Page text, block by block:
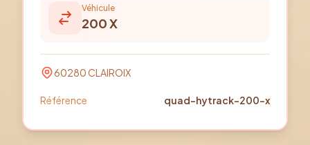
Véhicule
200X
60280CLAIROIX
Référence quad-hytrack-200-x